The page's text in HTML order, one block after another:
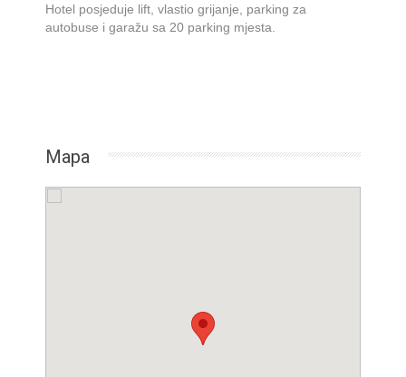
Hotel posjeduje lift, vlastio grijanje, parking za
autobuse i garažu sa 20 parking mjesta.
Mapa